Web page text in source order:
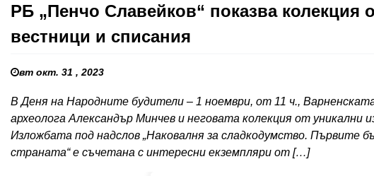
РБ „Пенчо Славейков“ показва колекция
вестници и списания
вт окт. 31 , 2023
В Деня на Народните будители – 1 ноември, от 11 ч.,
археолога Александър Минчев и неговата колекция от уникални
Изложбата под надслов „Наковалня за сладкодумство. Първите
страната“ е съчетана с интересни екземпляри от […]